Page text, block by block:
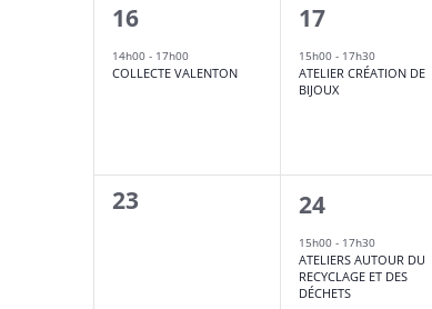
1
évènement,
16
14h00 - 17h00
COLLECTE VALENTON
1
évènement,
17
15h00 - 17h30
ATELIER CRÉATION DE
BIJOUX
0
23
2
évènements,
24
15h00 - 17h30
ATELIERS AUTOUR DU
RECYCLAGE ET DES
DÉCHETS